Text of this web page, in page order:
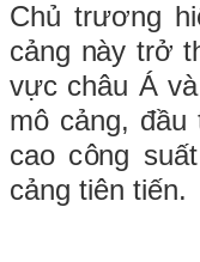
Chủ trương
cảng này trở
vực châu Á
mô cảng, đầu
cao công
cảng tiên tiến.